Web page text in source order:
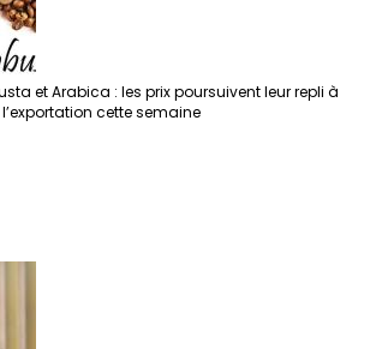
et Arabica : les prix poursuivent leur repli à
l’exportation cette semaine